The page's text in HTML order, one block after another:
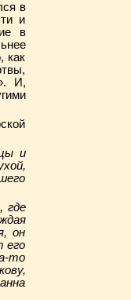
в
и
в
как
И,
и
где
он
его
то